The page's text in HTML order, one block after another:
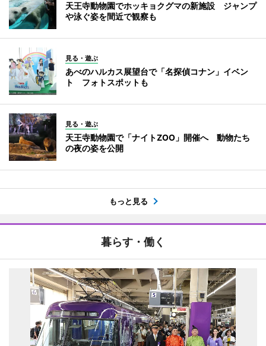
天王寺動物園でホッキョクグマの新施設 ジャンプ
や泳ぐ姿を間近で観察も
見る・遊ぶ
あべのハルカス展望台で「名探偵コナン」イベン
ト フォトスポットも
見る・遊ぶ
天王寺動物園で「ナイトZOO」開催へ 動物たち
の夜の姿を公開
もっと見る
暮らす・働く